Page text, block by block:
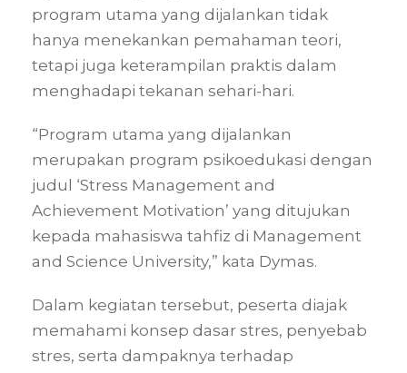
program utama yang dijalankan tidak
hanya menekankan pemahaman teori,
tetapi juga keterampilan praktis dalam
menghadapi tekanan sehari-hari.
“Program utama yang dijalankan
merupakan program psikoedukasi dengan
judul ‘Stress Management and
Achievement Motivation’ yang ditujukan
kepada mahasiswa tahfiz di Management
and Science University,” kata Dymas.
Dalam kegiatan tersebut, peserta diajak
memahami konsep dasar stres, penyebab
stres, serta dampaknya terhadap